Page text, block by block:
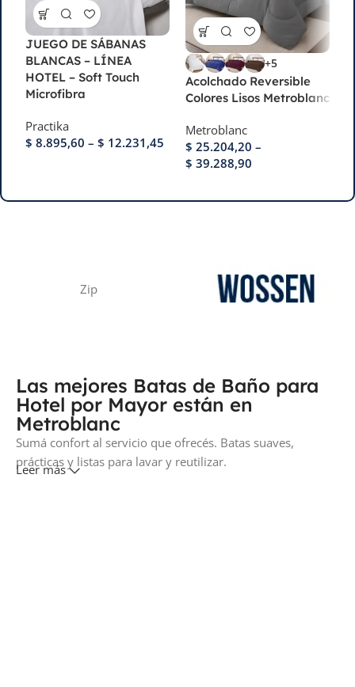
JUEGO DE SÁBANAS
BLANCAS – LÍNEA
HOTEL – Soft Touch
Microfibra
Practika
$ 8.895,60 – $ 12.231,45
+5
Acolchado Reversible
Colores Lisos Metroblanc
Metroblanc
$ 25.204,20 –
$ 39.288,90
Zip
Las mejores Batas de Baño para
Hotel por Mayor están en
Metroblanc
Sumá confort al servicio que ofrecés. Batas suaves,
prácticas y listas para lavar y reutilizar.
Leer más